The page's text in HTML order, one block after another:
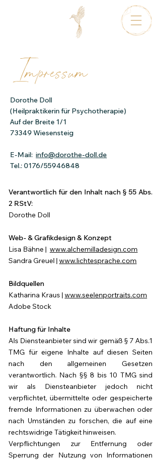
Impressum
Dorothe Doll
(Heilpraktikerin für Psychotherapie)
Auf der Breite 1/1
73349 Wiesensteig
E-Mail: info@dorothe-doll.de
Tel.: 0176/55946848
Verantwortlich für den Inhalt nach § 55 Abs.
2 RStV:
Dorothe Doll
Web- & Grafikdesign & Konzept
Lisa Bähne | www.alchemilladesign.com
Sandra Greuel | www.lichtesprache.com​
Bildquellen
Katharina Kraus | www.seelenportraits.com
Adobe Stock
Haftung für Inhalte
Als Diensteanbieter sind wir gemäß § 7 Abs.1
TMG für eigene Inhalte auf diesen Seiten
nach den allgemeinen Gesetzen
verantwortlich. Nach §§ 8 bis 10 TMG sind
wir als Diensteanbieter jedoch nicht
verpflichtet, übermittelte oder gespeicherte
fremde Informationen zu überwachen oder
nach Umständen zu forschen, die auf eine
rechtswidrige Tätigkeit hinweisen.
Verpflichtungen zur Entfernung oder
Sperrung der Nutzung von Informationen